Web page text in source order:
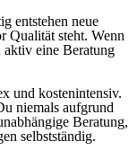
entstehen neue
Qualität steht. Wenn
eine Beratung
und kostenintensiv.
niemals aufgrund
Beratung,
selbstständig.